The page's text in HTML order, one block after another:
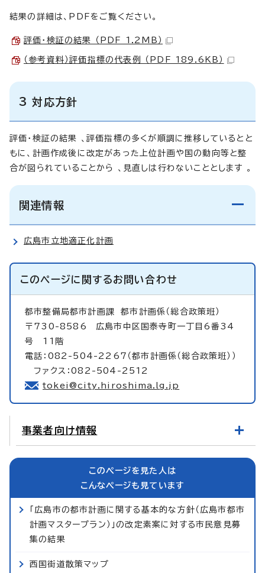
結果の詳細は、PDFをご覧ください。
評価・検証の結果 （PDF 1.2MB）
（参考資料）評価指標の代表例 （PDF 189.6KB）
3 対応方針
評価・検証の結果 、評価指標の多くが順調に推移しているとと
もに、計画作成後に改定があった上位計画や国の動向等と整
合が図られていることから 、見直しは行わないこととします 。
関連情報
広島市立地適正化計画
このページに関するお問い合わせ
都市整備局都市計画課都市計画係（総合政策班）
〒730-8586 広島市中区国泰寺町一丁目6番34
号 11階
電話：082-504-2267（都市計画係（総合政策班））
ファクス：082-504-2512
tokei@city.hiroshima.lg.jp
事業者向け情報
このページを見た人は
こんなページも見ています
「広島市の都市計画に関する基本的な方針（広島市都市
計画マスタープラン）」の改定素案に対する市民意見募
集の結果
西国街道散策マップ